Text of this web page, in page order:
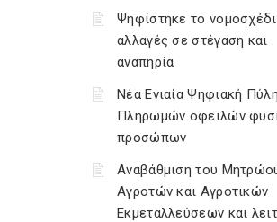
Ψηφίστηκε το
αλλαγές σε στέγαση και
αναπηρία
Νέα Ενιαία Ψηφιακή Πύλη
Πληρωμών οφειλών
προσώπων
Αναβάθμιση του
Αγροτών και Αγροτικών
Εκμεταλλεύσεων και